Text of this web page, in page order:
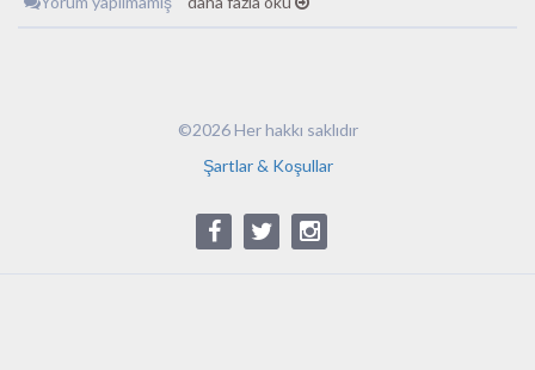
©2026 Her hakkı saklıdır
Şartlar & Koşullar